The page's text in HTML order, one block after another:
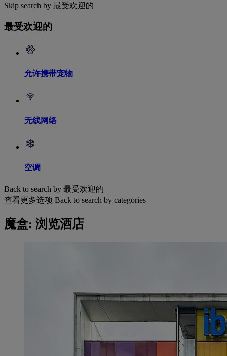
Skip search by 最受欢迎的
最受欢迎的
允许携带宠物
无线网络
空调
Back to search by 最受欢迎的
查看更多选项 Back to search by categories
魔盒: 浏览酒店